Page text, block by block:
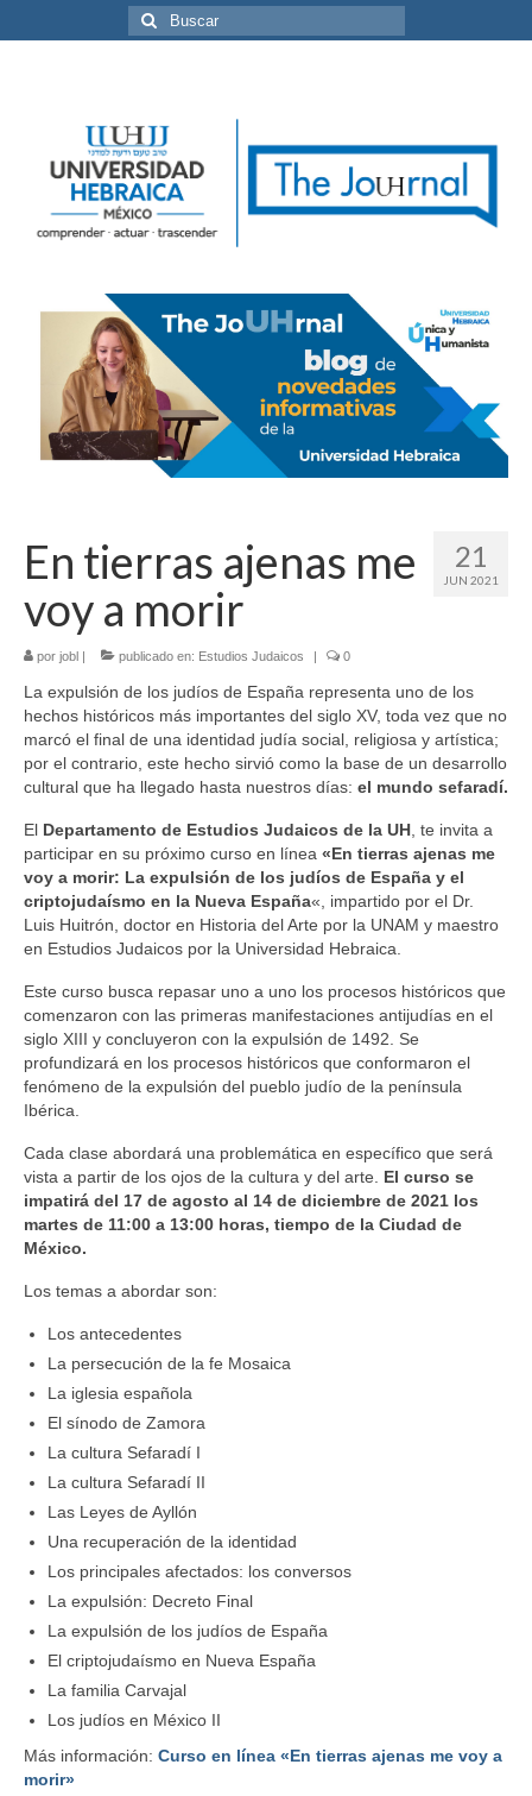
Buscar
por:
21
JUN 2021
En tierras ajenas me
voy a morir
por jobl | publicado en: Estudios Judaicos | 0
La expulsión de los judíos de España representa uno de los
hechos históricos más importantes del siglo XV, toda vez que no
marcó el final de una identidad judía social, religiosa y artística;
por el contrario, este hecho sirvió como la base de un desarrollo
cultural que ha llegado hasta nuestros días: el mundo sefaradí.
El Departamento de Estudios Judaicos de la UH , te invita a
participar en su próximo curso en línea «En tierras ajenas me
voy a morir: La expulsión de los judíos de España y el
criptojudaísmo en la Nueva España«, impartido por el Dr.
Luis Huitrón, doctor en Historia del Arte por la UNAM y maestro
en Estudios Judaicos por la Universidad Hebraica.
Este curso busca repasar uno a uno los procesos históricos que
comenzaron con las primeras manifestaciones antijudías en el
siglo XIII y concluyeron con la expulsión de 1492. Se
profundizará en los procesos históricos que conformaron el
fenómeno de la expulsión del pueblo judío de la península
Ibérica.
Cada clase abordará una problemática en específico que será
vista a partir de los ojos de la cultura y del arte. El curso se
impatirá del 17 de agosto al 14 de diciembre de 2021 los
martes de 11:00 a 13:00 horas, tiempo de la Ciudad de
México.
Los temas a abordar son:
Los antecedentes
La persecución de la fe Mosaica
La iglesia española
El sínodo de Zamora
La cultura Sefaradí I
La cultura Sefaradí II
Las Leyes de Ayllón
Una recuperación de la identidad
Los principales afectados: los conversos
La expulsión: Decreto Final
La expulsión de los judíos de España
El criptojudaísmo en Nueva España
La familia Carvajal
Los judíos en México II
Más información: Curso en línea «En tierras ajenas me voy a
morir»